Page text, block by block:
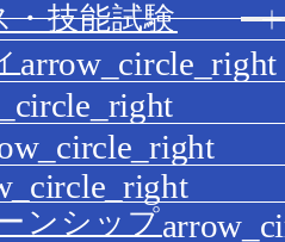
ンシップ
・技能試験